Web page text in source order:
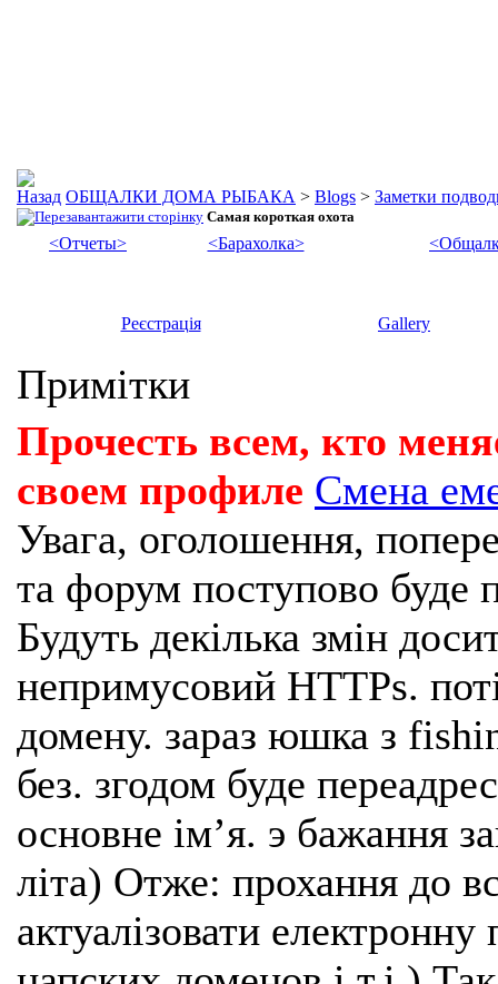
ОБЩАЛКИ ДОМА РЫБАКА > Blogs > Заметки
Самая короткая охота
<Отчеты> <Барахолка>
Реєстрація Gallery
Примітки
Прочесть всем, кто
своем профиле Смена
Увага, оголошення,
та форум поступово буде
Будуть декілька змін
непримусовий HTTPs.
домену. зараз юшка з
без. згодом буде
основне імʼя. э бажання
літа) Отже: прохання до
актуалізовати